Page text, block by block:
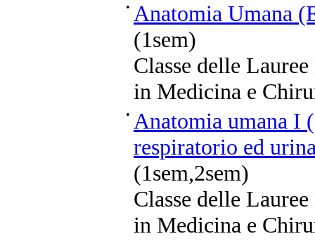
• Anatomia Umana
(1sem)
Classe delle
in Medicina e
• Anatomia umana I
respiratorio ed
(1sem,2sem)
Classe delle
in Medicina e